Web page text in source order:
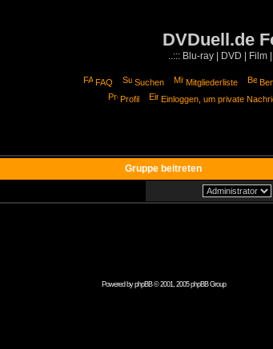
DVDuell.de
..::: Blu-ray | DVD | Film
FAQ Suchen Mitgliederliste
Profil
Einloggen, um private
Gruppe beitreten
Powered byphpBB© 2001, 2005 phpBB Group